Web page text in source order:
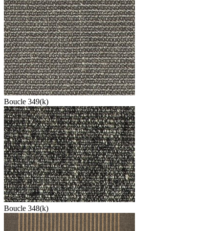
Boucle 349(k)
Boucle 348(k)